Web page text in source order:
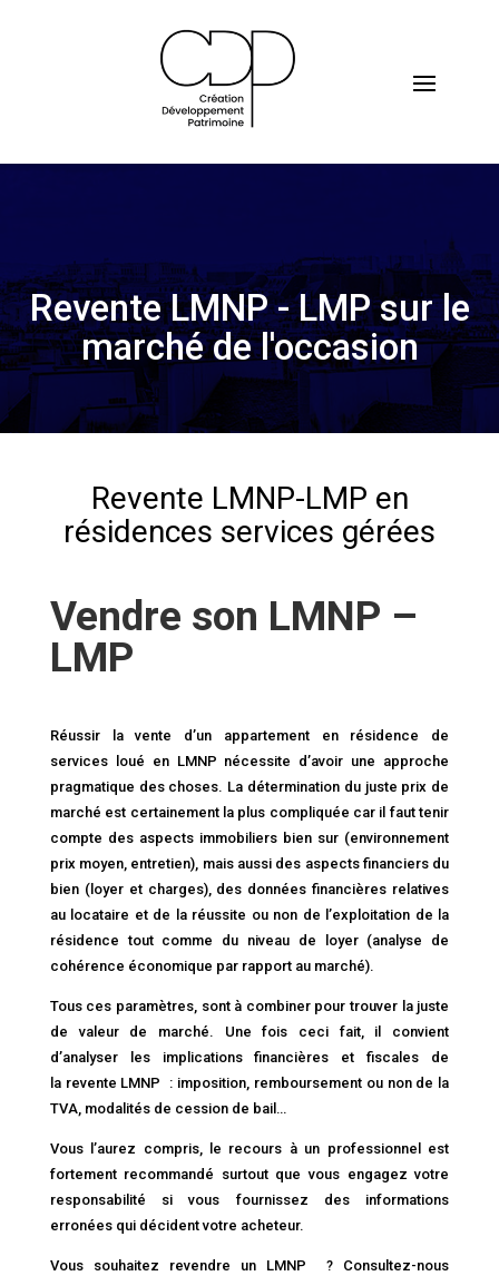
Revente LMNP - LMP sur le
marché de l'occasion
Revente LMNP-LMP en
résidences services gérées
Vendre son LMNP –
LMP
Réussir la vente d’un appartement en résidence de
services loué en LMNP nécessite d’avoir une approche
pragmatique des choses. La détermination du juste prix de
marché est certainement la plus compliquée car il faut tenir
compte des aspects immobiliers bien sur (environnement
prix moyen, entretien), mais aussi des aspects financiers du
bien (loyer et charges), des données financières relatives
au locataire et de la réussite ou non de l’exploitation de la
résidence tout comme du niveau de loyer (analyse de
cohérence économique par rapport au marché).
Tous ces paramètres, sont à combiner pour trouver la juste
de valeur de marché. Une fois ceci fait, il convient
d’analyser les implications financières et fiscales de
la revente LMNP
: imposition, remboursement ou non de la
TVA, modalités de cession de bail…
Vous l’aurez compris, le recours à un professionnel est
fortement recommandé surtout que vous engagez votre
responsabilité si vous fournissez des informations
erronées qui décident votre acheteur.
Vous souhaitez revendre un LMNP ? Consultez-nous